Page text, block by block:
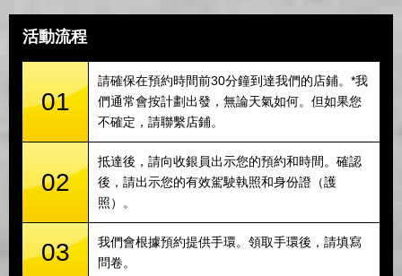
活動流程
01
請確保在預約時間前30分鐘到達我們的店鋪。*我
們通常會按計劃出發，無論天氣如何。但如果您
不確定，請聯繫店鋪。
02
抵達後，請向收銀員出示您的預約和時間。確認
後，請出示您的有效駕駛執照和身份證（護
照）。
03
我們會根據預約提供手環。領取手環後，請填寫
問卷。